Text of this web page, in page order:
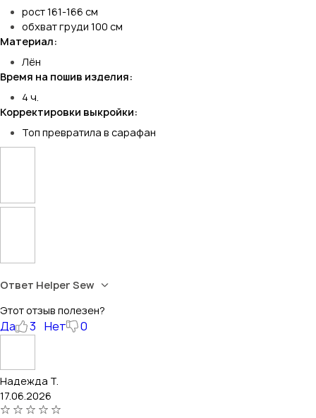
рост 161-166 см
обхват груди 100 см
Материал:
Лён
Время на пошив изделия:
4 ч.
Корректировки выкройки:
Топ превратила в сарафан
Ответ Helper Sew
Этот отзыв полезен?
Да 3 Нет 0
Надежда Т.
17.06.2026